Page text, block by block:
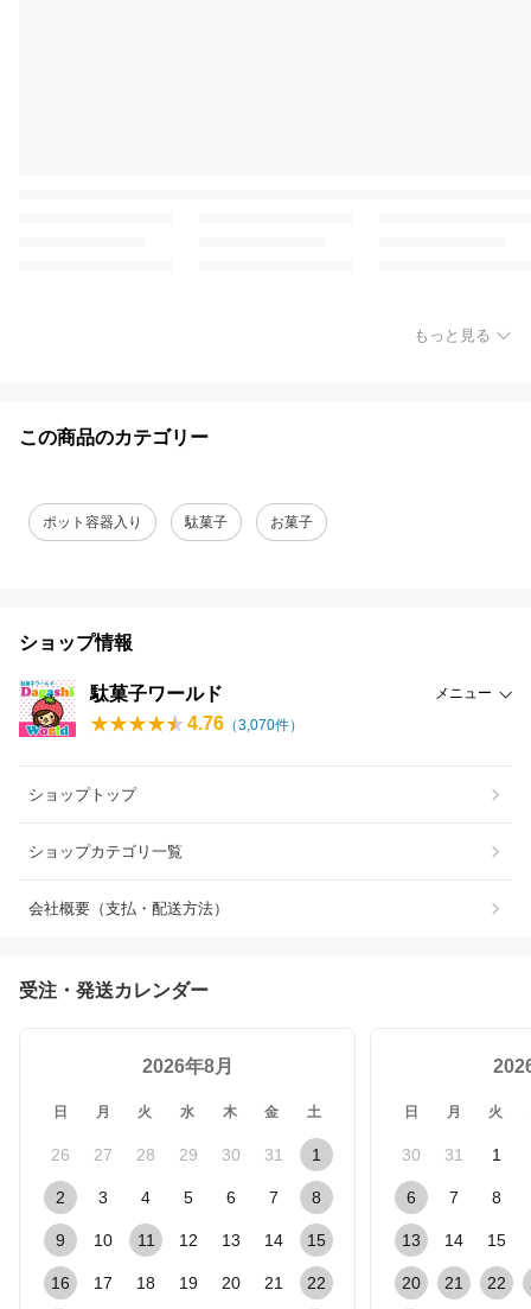
もっと見る
この商品のカテゴリー
ポット容器入り 駄菓子 お菓子
ショップ情報
駄菓子ワールド メニュー
4.76 （3,070件）
ショップトップ
ショップカテゴリ一覧
会社概要（支払・配送方法）
受注・発送カレンダー
2026年8月
日 月 火 水 木 金 土
26 27 28 29 30 31 1
2 3 4 5 6 7 8
9 10 11 12 13 14 15
16 17 18 19 20 21 22
日 月 火
30 31 1
6 7 8
13 14 15
20 21 22